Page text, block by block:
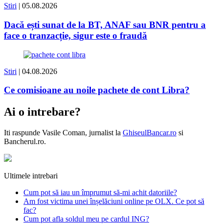
Stiri | 05.08.2026
Dacă ești sunat de la BT, ANAF sau BNR pentru a
face o tranzacție, sigur este o fraudă
Stiri | 04.08.2026
Ce comisioane au noile pachete de cont Libra?
Ai o intrebare?
Iti raspunde Vasile Coman, jurnalist la GhiseulBancar.ro si
Bancherul.ro.
Ultimele intrebari
Cum pot să iau un împrumut să-mi achit datoriile?
Am fost victima unei înșelăciuni online pe OLX. Ce pot să
fac?
Cum pot afla soldul meu pe cardul ING?